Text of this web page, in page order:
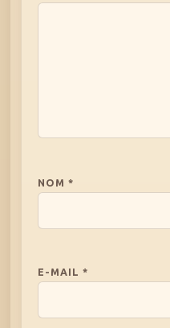
NOM *
E-MAIL *